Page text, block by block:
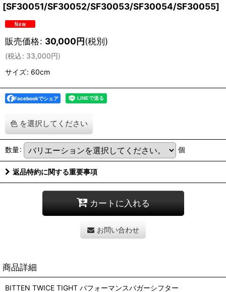
[SF30051/SF30052/SF30053/SF30054/SF30055]
販売価格: 30,000円(税別)
(税込: 33,000円)
サイズ: 60cm
Facebookでシェア
色 を選択してください
数量: 個
返品特約に関する重要事項
カートに入れる
お問い合わせ
商品詳細
BITTEN TWICE TIGHT パフォーマンスバガーシフター